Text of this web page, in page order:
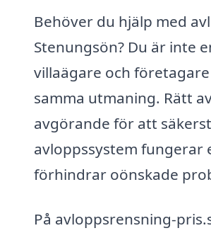
Behöver du hjälp med
Stenungsön? Du är inte
villaägare och
samma utmaning. Rätt
avgörande för att
avloppssystem fungerar
förhindrar oönskade
På avloppsrensning-